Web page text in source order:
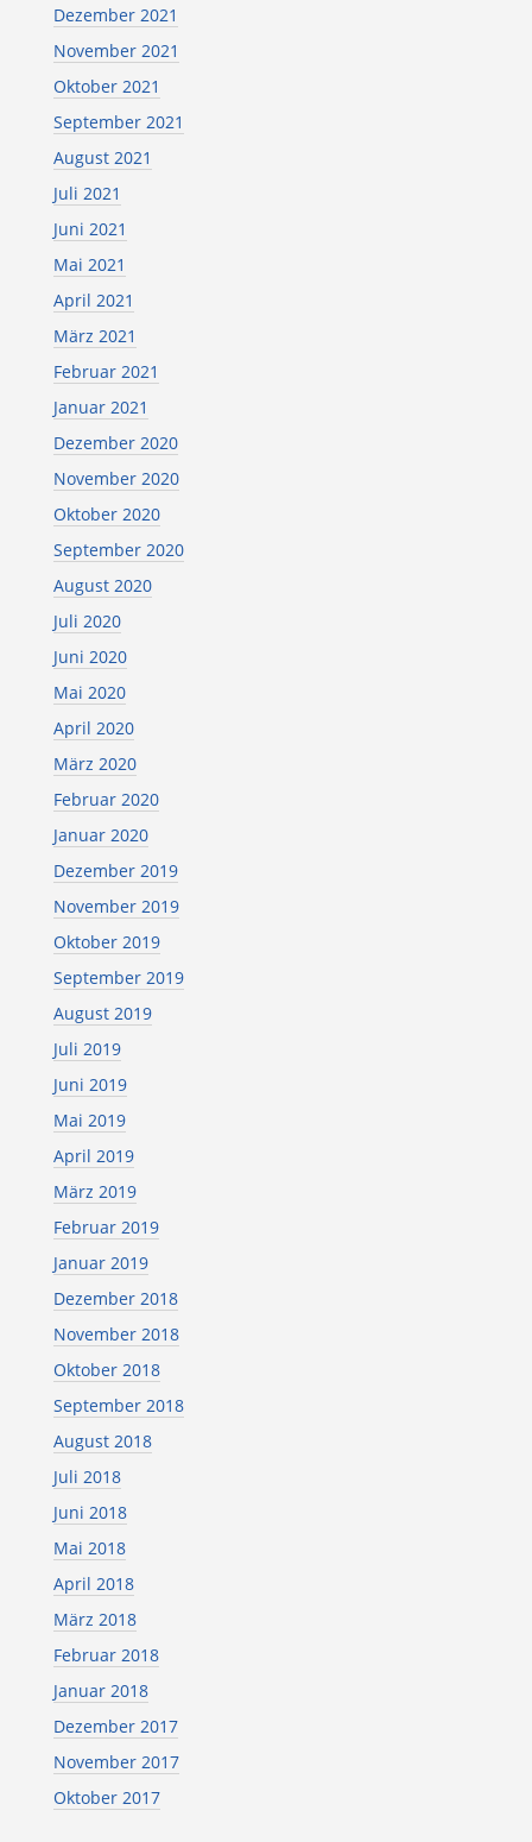
Dezember 2021
November 2021
Oktober 2021
September 2021
August 2021
Juli 2021
Juni 2021
Mai 2021
April 2021
März 2021
Februar 2021
Januar 2021
Dezember 2020
November 2020
Oktober 2020
September 2020
August 2020
Juli 2020
Juni 2020
Mai 2020
April 2020
März 2020
Februar 2020
Januar 2020
Dezember 2019
November 2019
Oktober 2019
September 2019
August 2019
Juli 2019
Juni 2019
Mai 2019
April 2019
März 2019
Februar 2019
Januar 2019
Dezember 2018
November 2018
Oktober 2018
September 2018
August 2018
Juli 2018
Juni 2018
Mai 2018
April 2018
März 2018
Februar 2018
Januar 2018
Dezember 2017
November 2017
Oktober 2017